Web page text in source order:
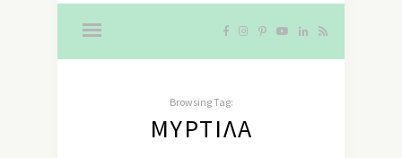
Browsing Tag:
ΜΎΡΤΙΛΑ